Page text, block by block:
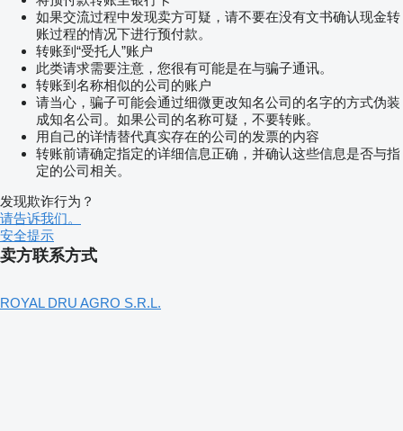
如果交流过程中发现卖方可疑，请不要在没有文书确认现金转
账过程的情况下进行预付款。
转账到“受托人”账户
此类请求需要注意，您很有可能是在与骗子通讯。
转账到名称相似的公司的账户
请当心，骗子可能会通过细微更改知名公司的名字的方式伪装
成知名公司。如果公司的名称可疑，不要转账。
用自己的详情替代真实存在的公司的发票的内容
转账前请确定指定的详细信息正确，并确认这些信息是否与指
定的公司相关。
发现欺诈行为？
请告诉我们。
安全提示
卖方联系方式
ROYAL DRU AGRO S.R.L.